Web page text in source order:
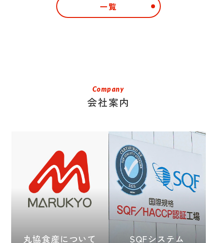
一覧
Company
会社案内
丸協食産について SQFシステム